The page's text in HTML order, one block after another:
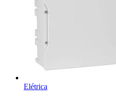
Elétrica